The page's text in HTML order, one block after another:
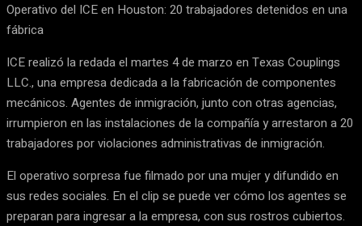
Operativo del ICE en Houston: 20 trabajadores detenidos en una
fábrica
ICE realizó la redada el martes 4 de marzo en Texas Couplings
LLC., una empresa dedicada a la fabricación de componentes
mecánicos. Agentes de inmigración, junto con otras agencias,
irrumpieron en las instalaciones de la compañía y arrestaron a 20
trabajadores por violaciones administrativas de inmigración.
El operativo sorpresa fue filmado por una mujer y difundido en
sus redes sociales. En el clip se puede ver cómo los agentes se
preparan para ingresar a la empresa, con sus rostros cubiertos.